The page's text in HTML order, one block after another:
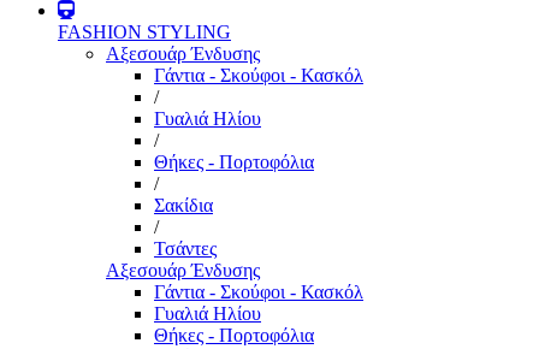
FASHION STYLING
Αξεσουάρ Ένδυσης
Γάντια - Σκούφοι - Κασκόλ
/
Γυαλιά Ηλίου
/
Θήκες - Πορτοφόλια
/
Σακίδια
/
Τσάντες
Αξεσουάρ Ένδυσης
Γάντια - Σκούφοι - Κασκόλ
Γυαλιά Ηλίου
Θήκες - Πορτοφόλια